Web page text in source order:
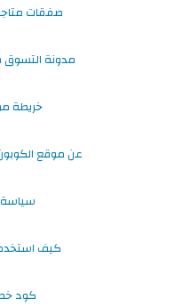
صفقات متاجر
مدونة التسوق
خريطة
عن موقع
كيف
كود